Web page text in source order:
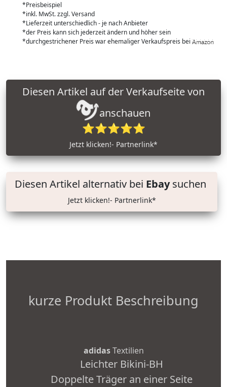
*Preisbeispiel
*inkl. MwSt. zzgl. Versand
*Lieferzeit unterschiedlich - je nach Anbieter
*der Preis kann sich jederzeit ändern und höher sein
*durchgestrichener Preis war ehemaliger Verkaufspreis bei
anschauen
⭐⭐⭐⭐⭐
Jetzt klicken!- Partnerlink*
Diesen Artikel alternativ bei Ebaysuchen
Jetzt klicken!- Partnerlink*
kurze Produkt Beschreibung
adidasTextilien
Leichter Bikini-BH
Doppelte Träger an einer Seite